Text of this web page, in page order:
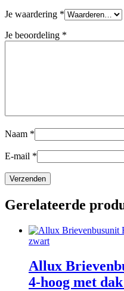
Je waardering *
Je beoordeling *
Naam *
E-mail *
Gerelateerde
Allux
4-hoog met